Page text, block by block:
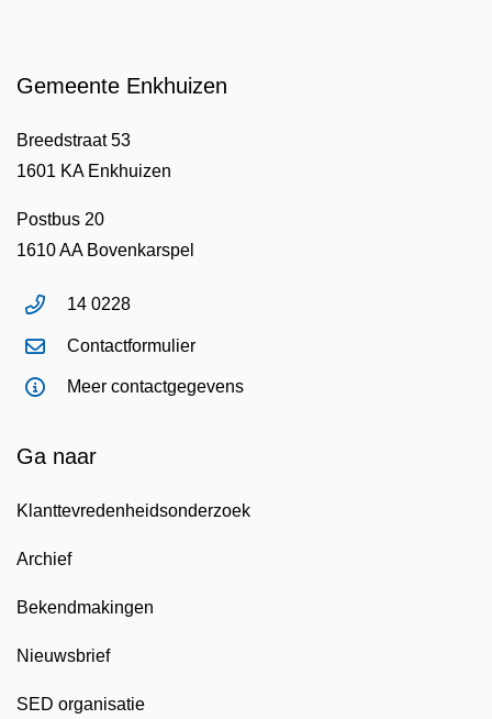
Gemeente Enkhuizen
Breedstraat 53
1601 KA Enkhuizen
Postbus 20
1610 AA Bovenkarspel
14 0228
Contactformulier
Meer contactgegevens
Ga naar
Klanttevredenheidsonderzoek
Archief
Bekendmakingen
Nieuwsbrief
SED organisatie